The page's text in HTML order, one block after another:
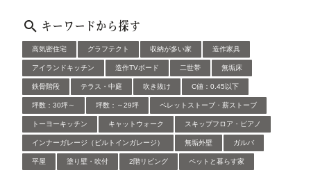
キーワードから探す
高気密住宅 グラフテクト 収納が多い家 造作家具
アイランドキッチン 造作TVボード 二世帯 無垢床
鉄骨階段 テラス・中庭 吹き抜け C値：0.45以下
坪数：30坪～ 坪数：～29坪 ペレットストーブ・薪ストーブ
トーヨーキッチン キャットウォーク スキップフロア・ピアノ
インナーガレージ（ビルトインガレージ） 無垢外壁 ガルバ
平屋 塗り壁・吹付 2階リビング ペットと暮らす家